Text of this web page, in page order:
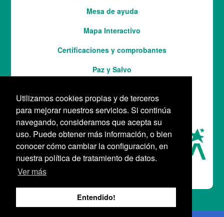
Utilizamos cookies propias y de terceros
para mejorar nuestros servicios. Si continúa
navegando, consideramos que acepta su
uso. Puede obtener más información, o bien
conocer cómo cambiar la configuración, en
nuestra política de tratamiento de datos.
Ver más
Entendido!
Mesa de ayuda
Mapa Interactivo
ServicesCertificaciones y comprobantes
Paz y Salvo